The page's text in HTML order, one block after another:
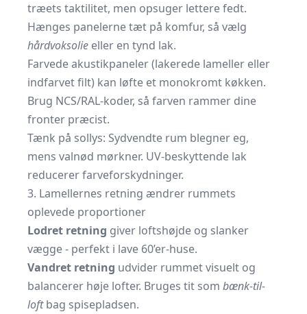
træets taktilitet, men opsuger lettere fedt.
Hænges panelerne tæt på komfur, så vælg
hårdvoksolie eller en tynd lak.
Farvede akustikpaneler (lakerede lameller eller
indfarvet filt) kan løfte et monokromt køkken.
Brug NCS/RAL-koder, så farven rammer dine
fronter præcist.
Tænk på sollys: Sydvendte rum blegner eg,
mens valnød mørkner. UV-beskyttende lak
reducerer farveforskydninger.
3. Lamellernes retning ændrer rummets
oplevede proportioner
Lodret retning giver loftshøjde og slanker
vægge - perfekt i lave 60’er-huse.
Vandret retning udvider rummet visuelt og
balancerer høje lofter. Bruges tit som bænk-til-
loftbag spisepladsen.